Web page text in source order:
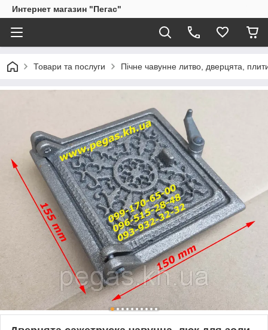
Интернет магазин "Пегас"
Товари та послуги Пічне чавунне литво, дверцята,